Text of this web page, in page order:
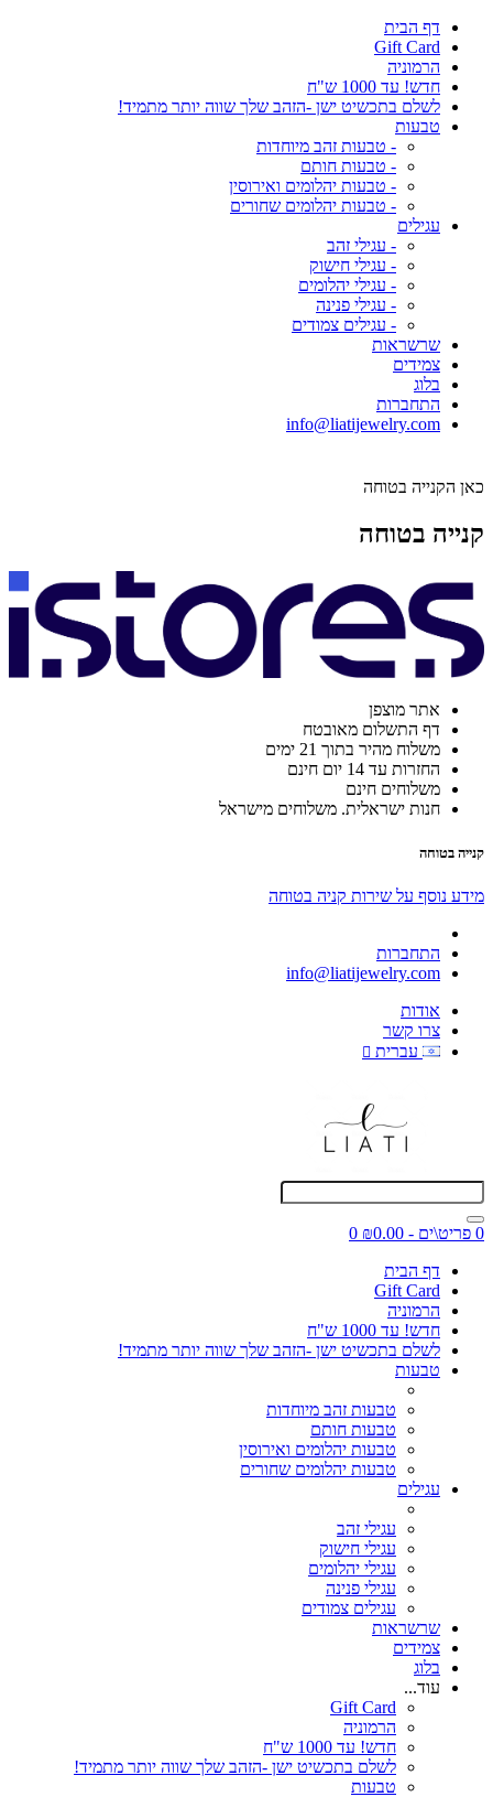
דף הבית
Gift Card
הרמוניה
חדש! עד 1000 ש"ח
לשלם בתכשיט ישן -הזהב שלך שווה יותר מתמיד!
טבעות
- טבעות זהב מיוחדות
- טבעות חותם
- טבעות יהלומים ואירוסין
- טבעות יהלומים שחורים
עגילים
- עגילי זהב
- עגילי חישוק
- עגילי יהלומים
- עגילי פנינה
- עגילים צמודים
שרשראות
צמידים
בלוג
התחברות
info@liatijewelry.com
כאן הקנייה בטוחה
קנייה בטוחה
אתר מוצפן
דף התשלום מאובטח
משלוח מהיר בתוך 21 ימים
החזרות עד 14 יום חינם
משלוחים חינם
חנות ישראלית. משלוחים מישראל
קנייה בטוחה
מידע נוסף על שירות קניה בטוחה
התחברות
info@liatijewelry.com
אודות
צרו קשר
עברית
0 פריט\ים - ₪0.00
0
דף הבית
Gift Card
הרמוניה
חדש! עד 1000 ש"ח
לשלם בתכשיט ישן -הזהב שלך שווה יותר מתמיד!
טבעות
טבעות זהב מיוחדות
טבעות חותם
טבעות יהלומים ואירוסין
טבעות יהלומים שחורים
עגילים
עגילי זהב
עגילי חישוק
עגילי יהלומים
עגילי פנינה
עגילים צמודים
שרשראות
צמידים
בלוג
עוד...
Gift Card
הרמוניה
חדש! עד 1000 ש"ח
לשלם בתכשיט ישן -הזהב שלך שווה יותר מתמיד!
טבעות